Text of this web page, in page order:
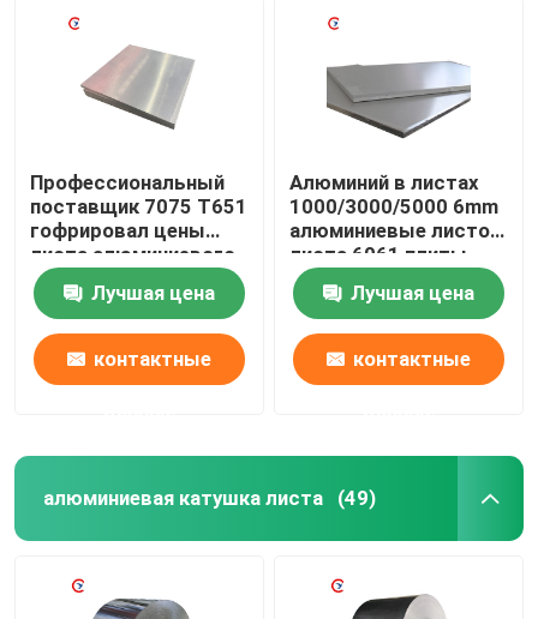
Лезвия ножниц металла
Профессиональный
поставщик 7075 T651
гофрировал цены
листа алюминиевого
листа алюминиевые
настилая крышу
Лучшая цена
контактные
Алюминий в листах
1000/3000/5000 6mm
алюминиевые листов
листа 6061 плиты
алюминиевых
Лучшая цена
контактные
алюминиевая катушка листа (49)